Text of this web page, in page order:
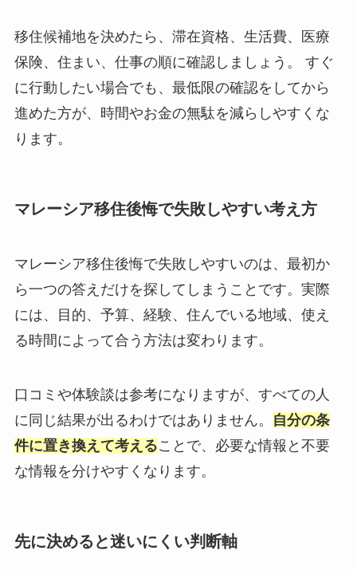
移住候補地を決めたら、滞在資格、生活費、医療
保険、住まい、仕事の順に確認しましょう。 すぐ
に行動したい場合でも、最低限の確認をしてから
進めた方が、時間やお金の無駄を減らしやすくな
ります。
マレーシア移住後悔で失敗しやすい考え方
マレーシア移住後悔で失敗しやすいのは、最初か
ら一つの答えだけを探してしまうことです。実際
には、目的、予算、経験、住んでいる地域、使え
る時間によって合う方法は変わります。
口コミや体験談は参考になりますが、すべての人
に同じ結果が出るわけではありません。
自分の条
件に置き換えて考えることで、必要な情報と不要
な情報を分けやすくなります。
先に決めると迷いにくい判断軸